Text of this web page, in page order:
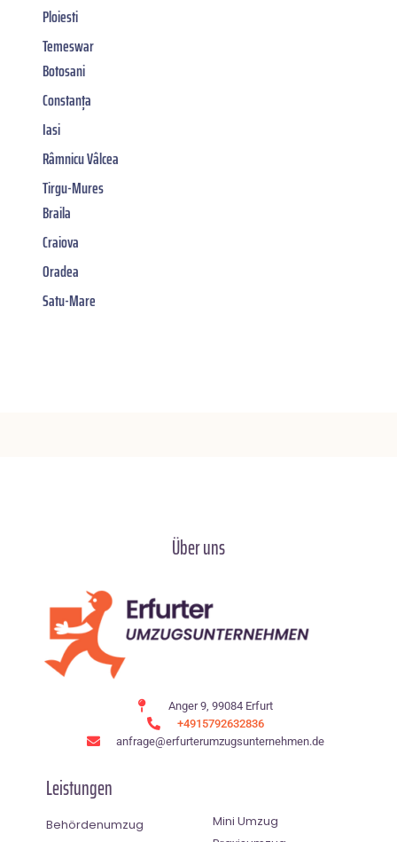
Ploiesti
Temeswar
Botosani
Constanța
Iasi
Râmnicu Vâlcea
Tirgu-Mures
Braila
Craiova
Oradea
Satu-Mare
Über uns
Anger 9, 99084 Erfurt
+4915792632836
anfrage@erfurterumzugsunternehmen.de
Leistungen
Behördenumzug
Mini Umzug